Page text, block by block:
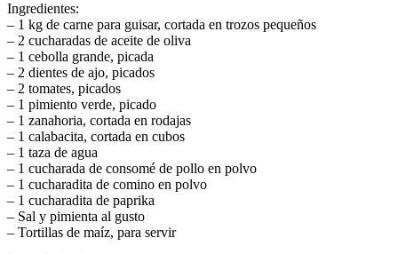
Ingredientes:
– 1 kg de carne para guisar, cortada en trozos pequeños
– 2 cucharadas de aceite de oliva
– 1 cebolla grande, picada
– 2 dientes de ajo, picados
– 2 tomates, picados
– 1 pimiento verde, picado
– 1 zanahoria, cortada en rodajas
– 1 calabacita, cortada en cubos
– 1 taza de agua
– 1 cucharada de consomé de pollo en polvo
– 1 cucharadita de comino en polvo
– 1 cucharadita de paprika
– Sal y pimienta al gusto
– Tortillas de maíz, para servir